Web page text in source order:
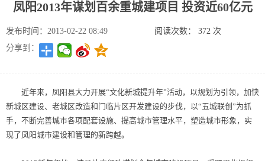
凤阳2013年谋划百余重城建项目 投资近60亿元
发布时间：2013-02-22 08:49 阅读次数： 372 次
分享到：
近年来，凤阳县大力开展“文化新城提升年”活动，以规划为引领，加快
新城区建设、老城区改造和门临片区开发建设的步伐，以“五城联创”为抓
手，不断完善城市各项配套设施、提高城市管理水平，塑造城市形象，实
现了凤阳城市建设和管理的新跨越。